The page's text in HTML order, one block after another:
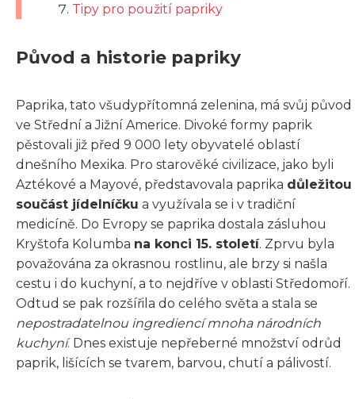
Tipy pro použití papriky
Původ a historie papriky
Paprika, tato všudypřítomná zelenina, má svůj původ
ve Střední a Jižní Americe. Divoké formy paprik
pěstovali již před 9 000 lety obyvatelé oblastí
dnešního Mexika. Pro starověké civilizace, jako byli
Aztékové a Mayové, představovala paprika důležitou
součást jídelníčku a využívala se i v tradiční
medicíně. Do Evropy se paprika dostala zásluhou
Kryštofa Kolumba na konci 15. století. Zprvu byla
považována za okrasnou rostlinu, ale brzy si našla
cestu i do kuchyní, a to nejdříve v oblasti Středomoří.
Odtud se pak rozšířila do celého světa a stala se
nepostradatelnou ingrediencí mnoha národních
kuchyní. Dnes existuje nepřeberné množství odrůd
paprik, lišících se tvarem, barvou, chutí a pálivostí.